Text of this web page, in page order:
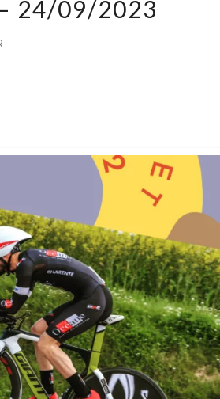
24/09/2023